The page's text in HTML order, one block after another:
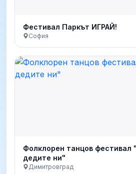
Фестивал Паркът ИГРАЙ!
София
Фолклорен танцов фестивал
дедите ни"
Димитровград